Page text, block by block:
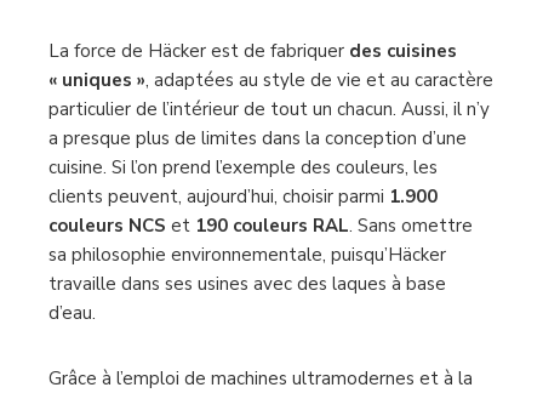
La force de Häcker est de fabriquer des cuisines
« uniques », adaptées au style de vie et au caractère
particulier de l’intérieur de tout un chacun. Aussi, il n’y
a presque plus de limites dans la conception d’une
cuisine. Si l’on prend l’exemple des couleurs, les
clients peuvent, aujourd’hui, choisir parmi 1.900
couleurs NCS et 190 couleurs RAL. Sans omettre
sa philosophie environnementale, puisqu’Häcker
travaille dans ses usines avec des laques à base
d’eau.
Grâce à l’emploi de machines ultramodernes et à la